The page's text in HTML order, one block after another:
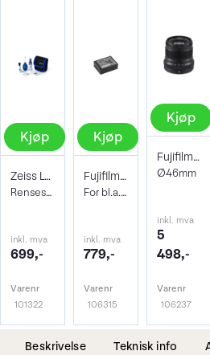
Kjøp
Zeiss Lens Cleaning Kit
Rensesett for objektiv og kamera
inkl. mva
699,-
Varenr
101322
Kjøp
Fujifilm NP-W126S Li-Ion batteri
For bl.a. X100VI, X100V, X-Pro3, X-Half
inkl. mva
779,-
Varenr
106315
Kjøp
Fujifilm XF 50mm f/2.0 R WR Sort
Ø46mm
inkl. mva
5
498,-
Varenr
106237
Beskrivelse Teknisk info